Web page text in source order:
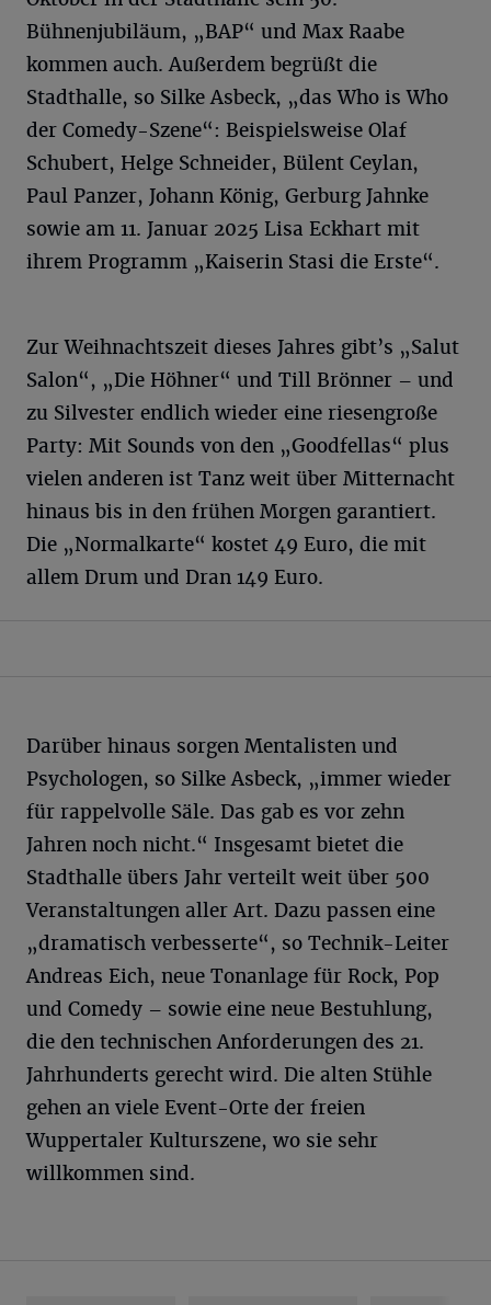
Bühnenjubiläum, „BAP“ und Max Raabe
kommen auch. Außerdem begrüßt die
Stadthalle, so Silke Asbeck, „das Who is Who
der Comedy-Szene“: Beispielsweise Olaf
Schubert, Helge Schneider, Bülent Ceylan,
Paul Panzer, Johann König, Gerburg Jahnke
sowie am 11. Januar 2025 Lisa Eckhart mit
ihrem Programm „Kaiserin Stasi die Erste“.
Zur Weihnachtszeit dieses Jahres gibt’s „Salut
Salon“, „Die Höhner“ und Till Brönner – und
zu Silvester endlich wieder eine riesengroße
Party: Mit Sounds von den „Goodfellas“ plus
vielen anderen ist Tanz weit über Mitternacht
hinaus bis in den frühen Morgen garantiert.
Die „Normalkarte“ kostet 49 Euro, die mit
allem Drum und Dran 149 Euro.
Darüber hinaus sorgen Mentalisten und
Psychologen, so Silke Asbeck, „immer wieder
für rappelvolle Säle. Das gab es vor zehn
Jahren noch nicht.“ Insgesamt bietet die
Stadthalle übers Jahr verteilt weit über 500
Veranstaltungen aller Art. Dazu passen eine
„dramatisch verbesserte“, so Technik-Leiter
Andreas Eich, neue Tonanlage für Rock, Pop
und Comedy – sowie eine neue Bestuhlung,
die den technischen Anforderungen des 21.
Jahrhunderts gerecht wird. Die alten Stühle
gehen an viele Event-Orte der freien
Wuppertaler Kulturszene, wo sie sehr
willkommen sind.